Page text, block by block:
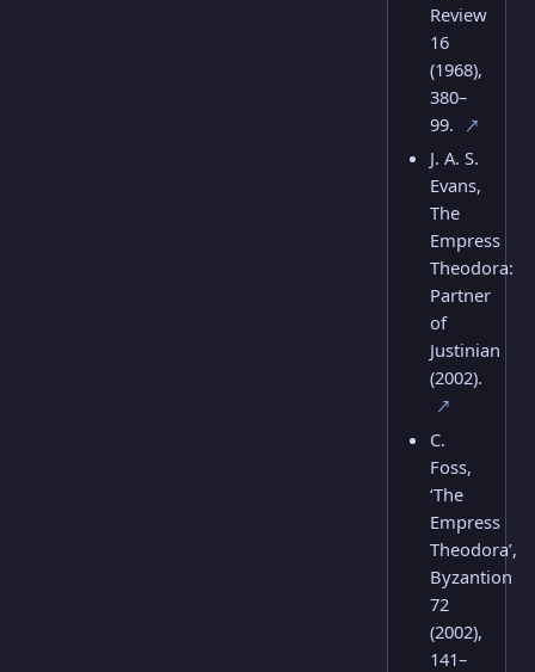
Review
16
(1968),
380–
99.
↗
J. A. S.
Evans,
The
Empress
Theodora:
Partner
of
Justinian
(2002).
↗
C.
Foss,
‘The
Empress
Theodora’,
Byzantion
72
(2002),
141–